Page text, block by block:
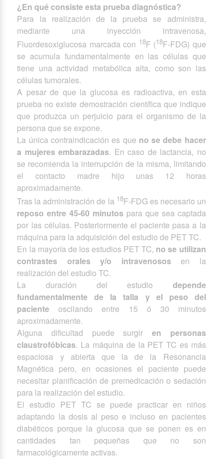
¿En qué consiste esta prueba diagnóstica?
Para la realización de la prueba se administra,
mediante una inyección intravenosa,
Fluordesoxiglucosa marcada con 18F (18F-FDG) que
se acumula fundamentalmente en las células que
tiene una actividad metabólica alta, como son las
células tumorales.
A pesar de que la glucosa es radioactiva, en esta
prueba no existe demostración científica que indique
que produzca un perjuicio para el organismo de la
persona que se expone.
La única contraindicación es que no se debe hacer
a mujeres embarazadas. En caso de lactancia, no
se recomienda la interrupción de la misma, limitando
el contacto madre hijo unas 12 horas
aproximadamente.
Tras la administración de la 18F-FDG es necesario un
reposo entre 45-60 minutos para que sea captada
por las células. Posteriormente el paciente pasa a la
máquina para la adquisición del estudio de PET TC.
En la mayoría de los estudios PET TC, no se utilizan
contrastes orales y/o intravenosos en la
realización del estudio TC.
La duración del estudio depende
fundamentalmente de la talla y el peso del
pacienteoscilando entre 15 ó 30 minutos
aproximadamente.
Alguna dificultad puede surgir en personas
claustrofóbicas. La máquina de la PET TC es más
espaciosa y abierta que la de la Resonancia
Magnética pero, en ocasiones el paciente puede
necesitar planificación de premedicación o sedación
para la realización del estudio.
El estudio PET TC se puede practicar en niños
adaptando la dosis al peso e incluso en pacientes
diabéticos porque la glucosa que se ponen es en
cantidades tan pequeñas que no son
farmacológicamente activas.